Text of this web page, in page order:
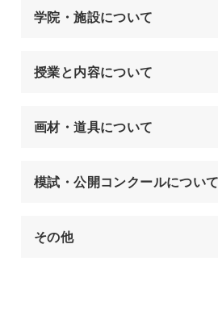
学院・施設について
授業と内容について
画材・道具について
模試・公開コンクールについて
その他